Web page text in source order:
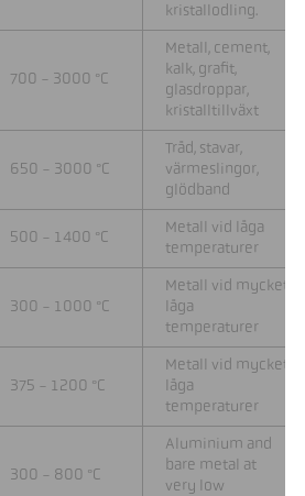
kristallodling.
700 - 3000 °C
Metall, cement,
kalk, grafit,
glasdroppar,
kristalltillväxt
650 - 3000 °C
Tråd, stavar,
värmeslingor,
glödband
500 - 1400 °C
Metall vid låga
temperaturer
300 - 1000 °C
Metall vid mycket
låga
temperaturer
375 - 1200 °C
Metall vid mycket
låga
temperaturer
300 - 800 °C
Aluminium and
bare metal at
very low